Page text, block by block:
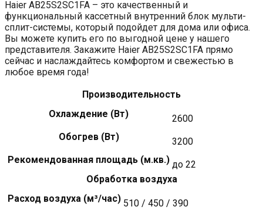
Haier AB25S2SC1FA – это качественный и
функциональный кассетный внутренний блок мульти-
сплит-системы, который подойдет для дома или офиса.
Вы можете купить его по выгодной цене у нашего
представителя. Закажите Haier AB25S2SC1FA прямо
сейчас и наслаждайтесь комфортом и свежестью в
любое время года!
Производительность
Охлаждение (Вт)
2600
Обогрев (Вт)
3200
Рекомендованная площадь (м.кв.) до 22
Обработка воздуха
Расход воздуха (м³/час) 510 / 450 / 390